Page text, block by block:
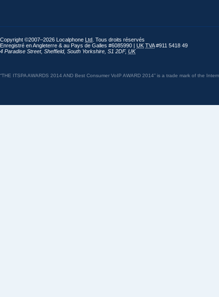
Copyright ©2007–2026 Localphone Ltd . Tous droits réservés
Enregistré en Angleterre & au Pays de Galles #6085990 | UK TVA#911 5418 49
4 Paradise Street, Sheffield, South Yorkshire S1 2DF, UK
“THE ITSPA AWARDS 2014 AND Best Consumer VoIP AWARD 2014” is a trade mark of the